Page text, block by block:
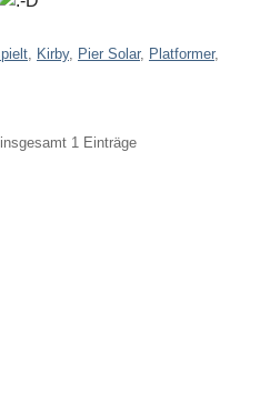
Kirby, Pier Solar, Platformer,
1 Einträge